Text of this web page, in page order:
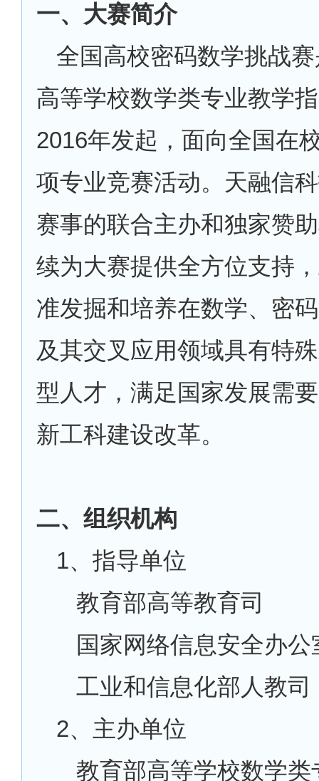
一、大赛简介
全国高校密码数学挑战
高等学校数学类专业教学
2016年发起，面向全国在
项专业竞赛活动。天融信
赛事的联合主办和独家赞
续为大赛提供全方位支持
准发掘和培养在数学、密
及其交叉应用领域具有特
型人才，满足国家发展需
新工科建设改革。
二、组织机构
1、指导单位
教育部高等教育司
国家网络信息安全办公
工业和信息化部人教司
2、主办单位
教育部高等学校数学类